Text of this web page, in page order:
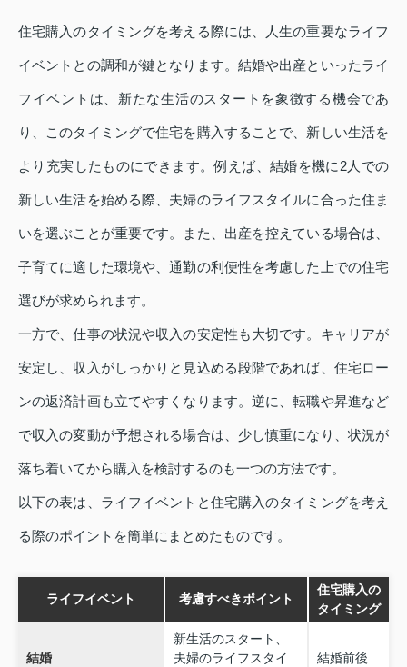
住宅購入のタイミングを考える際には、人生の重要なライフ
イベントとの調和が鍵となります。結婚や出産といったライ
フイベントは、新たな生活のスタートを象徴する機会であ
り、このタイミングで住宅を購入することで、新しい生活を
より充実したものにできます。例えば、結婚を機に2人での
新しい生活を始める際、夫婦のライフスタイルに合った住ま
いを選ぶことが重要です。また、出産を控えている場合は、
子育てに適した環境や、通勤の利便性を考慮した上での住宅
選びが求められます。
一方で、仕事の状況や収入の安定性も大切です。キャリアが
安定し、収入がしっかりと見込める段階であれば、住宅ロー
ンの返済計画も立てやすくなります。逆に、転職や昇進など
で収入の変動が予想される場合は、少し慎重になり、状況が
落ち着いてから購入を検討するのも一つの方法です。
以下の表は、ライフイベントと住宅購入のタイミングを考え
る際のポイントを簡単にまとめたものです。
ライフイベント 考慮すべきポイント
住宅購入の
タイミング
結婚
新生活のスタート、
夫婦のライフスタイ
結婚前後